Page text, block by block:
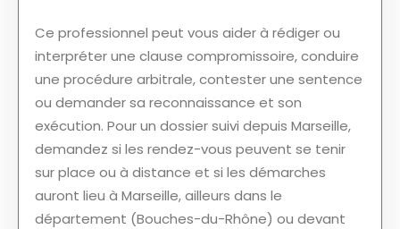
Ce professionnel peut vous aider à rédiger ou
interpréter une clause compromissoire, conduire
une procédure arbitrale, contester une sentence
ou demander sa reconnaissance et son
exécution. Pour un dossier suivi depuis Marseille,
demandez si les rendez-vous peuvent se tenir
sur place ou à distance et si les démarches
auront lieu à Marseille, ailleurs dans le
département (Bouches-du-Rhône) ou devant